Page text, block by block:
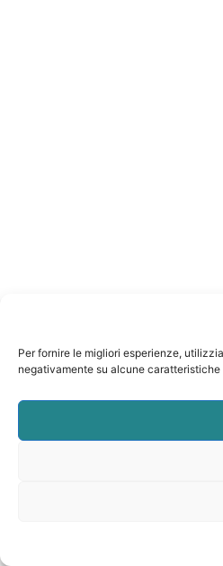
Per fornire le migliori esperienze,
negativamente su alcune